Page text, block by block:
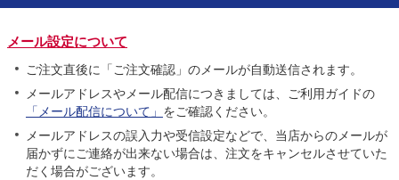
メール設定について
ご注文直後に「ご注文確認」のメールが自動送信されます。
メールアドレスやメール配信につきましては、ご利用ガイドの
「メール配信について」 をご確認ください。
メールアドレスの誤入力や受信設定などで、当店からのメールが
届かずにご連絡が出来ない場合は、注文をキャンセルさせていた
だく場合がございます。